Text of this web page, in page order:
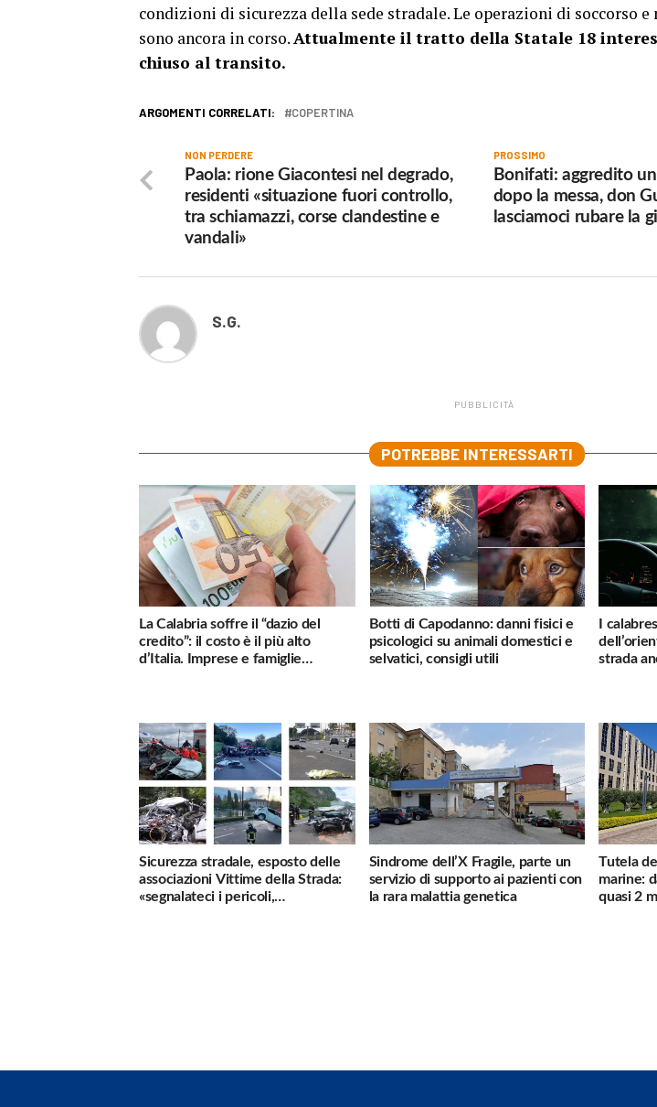
condizioni di sicurezza della sede stradale. Le operazioni di soccorso e
sono ancora in corso.Attualmente il tratto della Statale 18
chiuso al transito.
ARGOMENTI CORRELATI: COPERTINA
PROSSIMO
Bonifati: aggredito
dopo la messa, don
lasciamoci rubare la
NON PERDERE
Paola: rione Giacontesi nel degrado,
residenti «situazione fuori controllo,
tra schiamazzi, corse clandestine e
vandali»
S.G.
PUBBLICITÀ
POTREBBE INTERESSARTI
La Calabria soffre il “dazio del
credito”: il costo è il più alto
d’Italia. Imprese e famiglie
Botti di Capodanno: danni fisici e
psicologici su animali domestici e
selvatici, consigli utili
I
strada
Sicurezza stradale, esposto delle
associazioni Vittime della Strada:
«segnalateci i pericoli,
Sindrome dell’X Fragile, parte un
servizio di supporto ai pazienti con
la rara malattia genetica
Tutela
marine:
quasi 2